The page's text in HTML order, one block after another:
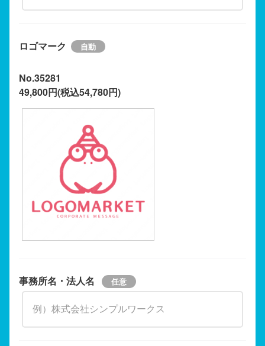
ロゴマーク
No.35281
49,800円(税込54,780円)
事務所名・法人名